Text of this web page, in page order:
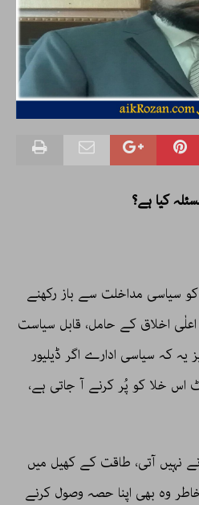
کیا ہے؟
سیاسی مداخلت سے باز رکھنے
اخلاق کے حامل، قابل سیاست
یہ کہ سیاسی ادارے اگر ڈیلیور
اس خلا کو پُر کرنے آ جاتی ہے،
نہیں آتی، طاقت کے کھیل میں
وہ بھی اپنا حصہ وصول کرنے